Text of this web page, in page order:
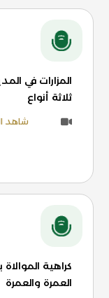
المزارات في
ثلاثة أنواع
شاهد
كراهية الموالاة
العمرة والعمرة